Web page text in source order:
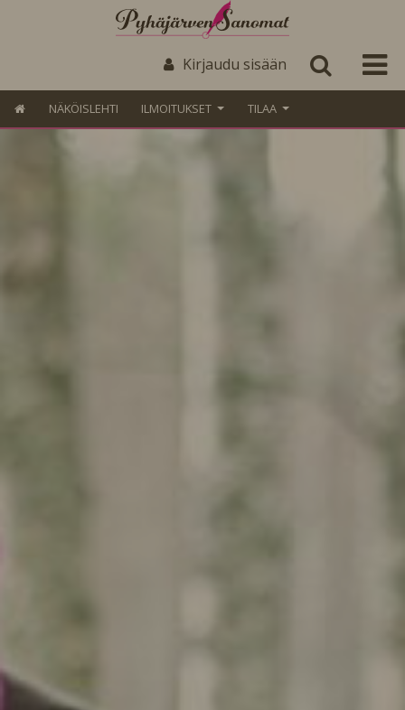
Kirjaudu sisään
NÄKÖISLEHTI ILMOITUKSET TILAA